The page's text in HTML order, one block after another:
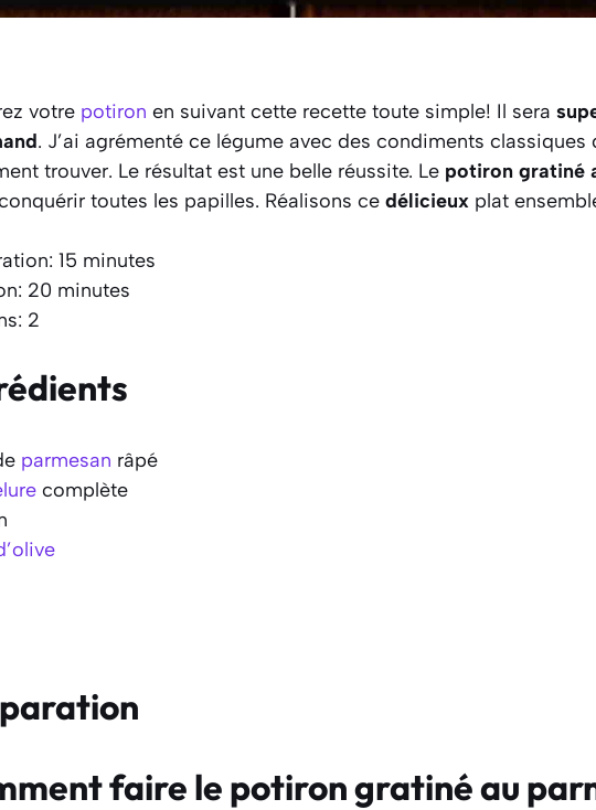
votre potiron en suivant cette recette toute simple! Il sera
. J’ai agrémenté ce légume avec des condiments classiques
trouver. Le résultat est une belle réussite. Le potiron gratiné
toutes les papilles. Réalisons ce délicieux plat
15 minutes
20 minutes
2
parmesan râpé
complète
faire le potiron gratiné au